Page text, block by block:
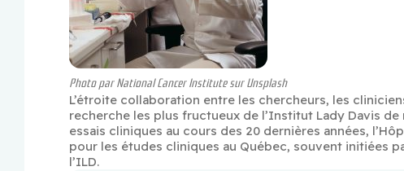
Photo par National Cancer Institute sur Unsplash
L’étroite collaboration entre les chercheurs, les
recherche les plus fructueux de l’Institut Lady Davis
essais cliniques au cours des 20 dernières années,
pour les études cliniques au Québec, souvent initiées
l’ILD.